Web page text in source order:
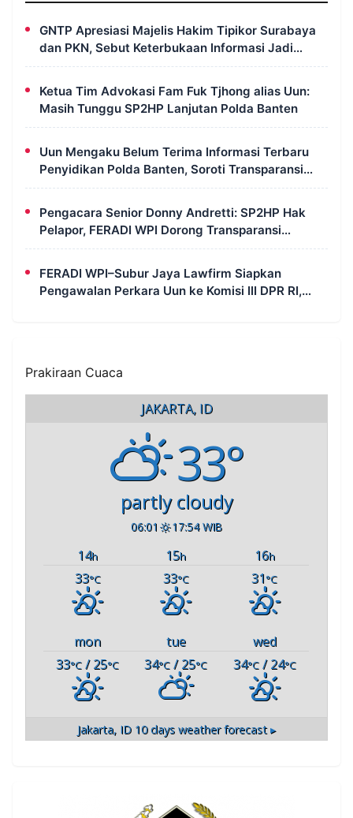
GNTP Apresiasi Majelis Hakim Tipikor Surabaya
dan PKN, Sebut Keterbukaan Informasi Jadi
Instrumen Pengawasan Korupsi
Ketua Tim Advokasi Fam Fuk Tjhong alias Uun:
Masih Tunggu SP2HP Lanjutan Polda Banten
Uun Mengaku Belum Terima Informasi Terbaru
Penyidikan Polda Banten, Soroti Transparansi
Perkara
Pengacara Senior Donny Andretti: SP2HP Hak
Pelapor, FERADI WPI Dorong Transparansi
Perkara Uun
FERADI WPI–Subur Jaya Lawfirm Siapkan
Pengawalan Perkara Uun ke Komisi III DPR RI,
Prakiraan Cuaca
JAKARTA, ID
33°
partly cloudy
06:01 17:54 WIB
14h 15h 16h
33°C 33°C 31°C
mon tue
wed
33°C / 25°C 34°C / 25°C 34°C/ 24°C
Jakarta, ID 10 days weather forecast ▸